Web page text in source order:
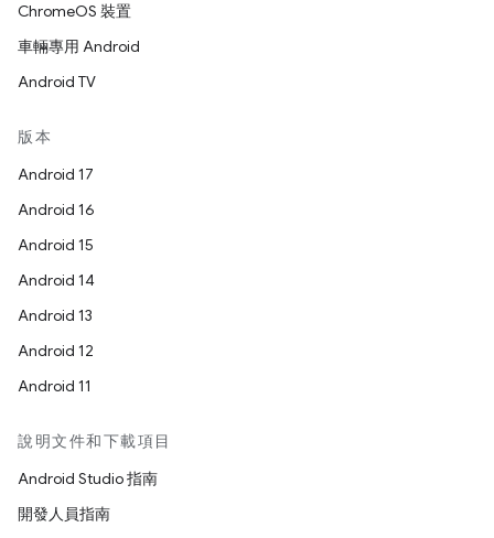
ChromeOS 裝置
車輛專用 Android
Android TV
版本
Android 17
Android 16
Android 15
Android 14
Android 13
Android 12
Android 11
說明文件和下載項目
Android Studio 指南
開發人員指南